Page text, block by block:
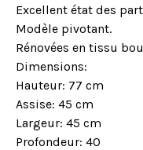
Excellent état des
Modèle pivotant.
Rénovées en tissu
Dimensions:
Hauteur: 77 cm
Assise: 45 cm
Largeur: 45 cm
Profondeur: 40